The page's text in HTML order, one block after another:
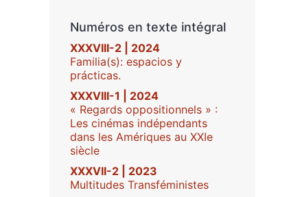
Numéros en texte intégral
XXXVIII-2 | 2024
Familia(s): espacios y
prácticas.
XXXVIII-1 | 2024
« Regards oppositionnels » :
Les cinémas indépendants
dans les Amériques au XXIe
siècle
XXXVII-2 | 2023
Multitudes Transféministes